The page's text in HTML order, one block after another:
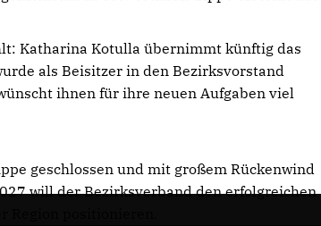
Katharina Kotulla übernimmt künftig das
als Beisitzer in den Bezirksvorstand
ihnen für ihre neuen Aufgaben viel
geschlossen und mit großem Rückenwind
will der Bezirksverband den erfolgreichen